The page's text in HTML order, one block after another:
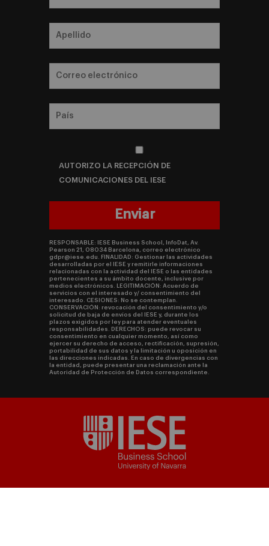
AUTORIZO LA RECEPCIÓN DE
COMUNICACIONES DEL IESE
RESPONSABLE: IESE Business School, InfoDat, Av.
Pearson 21, 08034 Barcelona, correo electrónico
gdpr@iese.edu. FINALIDAD: Gestionar las actividades
desarrolladas por el IESE y remitirle informaciones
relacionadas con la actividad del IESE o las entidades
pertenecientes a su ámbito docente, inclusive por
medios electrónicos. LEGITIMACIÓN: Acuerdo de
servicios con el interesado y/ consentimiento del
interesado. CESIONES: No se contemplan.
CONSERVACIÓN: revocación del consentimiento y/o
solicitud de baja de envíos del IESE y, durante los
plazos exigidos por ley para atender eventuales
responsabilidades. DERECHOS: puede revocar su
consentimiento en cualquier momento, así como
ejercer su derecho de acceso, rectificación, supresión,
portabilidad de sus datos y la limitación u oposición en
las direcciones indicadas. En caso de divergencias con
la entidad, puede presentar una reclamación ante la
Autoridad de Protección de Datos correspondiente.